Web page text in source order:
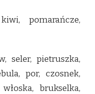
pomarańcze,
seler, pietruszka,
por, czosnek,
brukselka,